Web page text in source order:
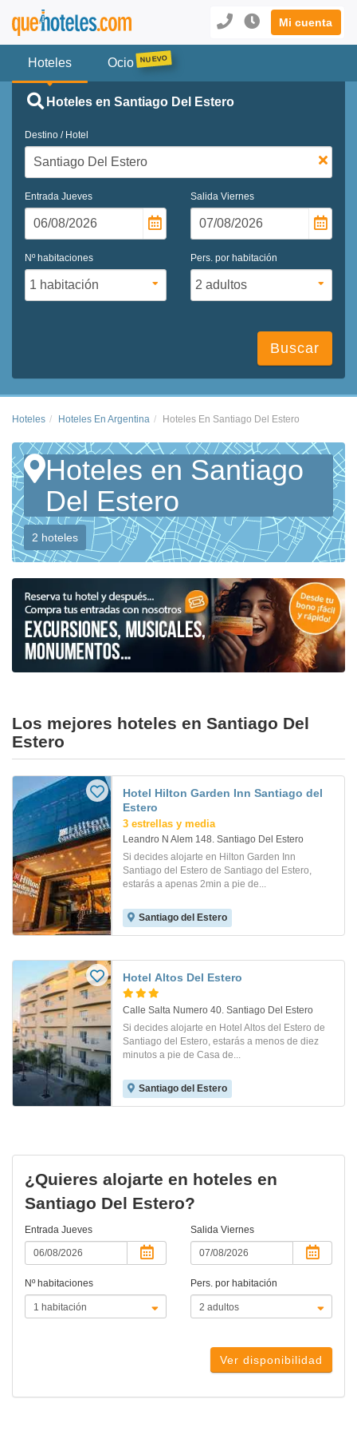
Mi cuenta
Hoteles Ocio
Hoteles en Santiago Del Estero
Destino / Hotel
Entrada Jueves Salida Viernes
Nº habitaciones Pers. por habitación
Buscar
Hoteles Hoteles En Argentina Hoteles En Santiago Del Estero
Hoteles en Santiago
Del Estero
2 hoteles
Los mejores hoteles en Santiago Del
Estero
Hotel Hilton Garden Inn Santiago del
Estero
3 estrellas y media
Leandro N Alem 148. Santiago Del Estero
Si decides alojarte en Hilton Garden Inn
Santiago del Estero de Santiago del Estero,
estarás a apenas 2min a pie de...
Santiago del Estero
Hotel Altos Del Estero
Calle Salta Numero 40. Santiago Del Estero
Si decides alojarte en Hotel Altos del Estero de
Santiago del Estero, estarás a menos de diez
minutos a pie de Casa de...
Santiago del Estero
¿Quieres alojarte en hoteles en
Santiago Del Estero?
Entrada Jueves Salida Viernes
Nº habitaciones Pers. por habitación
Ver disponibilidad